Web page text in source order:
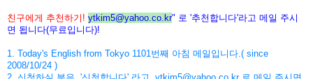
친구에게 추천하기! ytkim5@yahoo.co.kr" 로 '추천합니다'라고 메일 주시
면 됩니다(무료입니다)!
1. Today's English from Tokyo 1101번째 아침 메일입니다.( since
2008/10/24 )